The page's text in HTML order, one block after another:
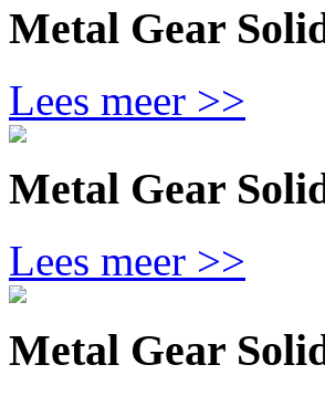
Metal Gear
Lees meer >>
Metal Gear
Lees meer >>
Metal Gear